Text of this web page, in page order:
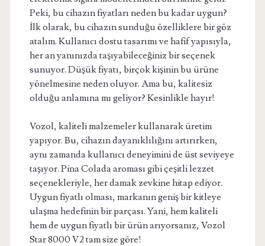
Peki, bu cihazın fiyatları neden bu kadar uygun?
İlk olarak, bu cihazın sunduğu özelliklere bir göz
atalım. Kullanıcı dostu tasarımı ve hafif yapısıyla,
her an yanınızda taşıyabileceğiniz bir seçenek
sunuyor. Düşük fiyatı, birçok kişinin bu ürüne
yönelmesine neden oluyor. Ama bu, kalitesiz
olduğu anlamına mı geliyor? Kesinlikle hayır!
Vozol, kaliteli malzemeler kullanarak üretim
yapıyor. Bu, cihazın dayanıklılığını artırırken,
aynı zamanda kullanıcı deneyimini de üst seviyeye
taşıyor. Pina Colada aroması gibi çeşitli lezzet
seçenekleriyle, her damak zevkine hitap ediyor.
Uygun fiyatlı olması, markanın geniş bir kitleye
ulaşma hedefinin bir parçası. Yani, hem kaliteli
hem de uygun fiyatlı bir ürün arıyorsanız, Vozol
Star 8000 V2 tam size göre!